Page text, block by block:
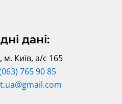
дані:
м. Київ, а/с 165
765 90 85